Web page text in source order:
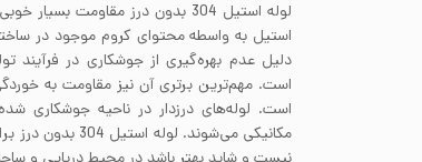
لوله استیل 304 بدون درز مقاومت
دلیل عدم بهره‌گیری از جوشکاری در فرآیند
است. مهم‌ترین برتری آن نیز مقاومت به
است. لوله‌های درزدار در ناحیه جوشکاری
مکانیکی می‌شوند.